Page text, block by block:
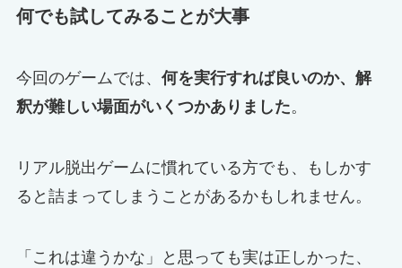
何でも試してみることが大事
今回のゲームでは、 何を実行すれば良いのか、解
釈が難しい場面がいくつかありました。
リアル脱出ゲームに慣れている方でも、もしかす
ると詰まってしまうことがあるかもしれません。
「これは違うかな」と思っても実は正しかった、